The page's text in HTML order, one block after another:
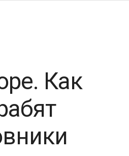
Как